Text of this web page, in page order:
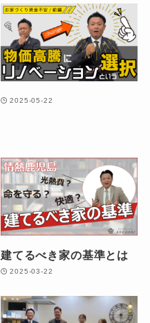
2025-05-22
建てるべき家の基準とは
2025-03-22